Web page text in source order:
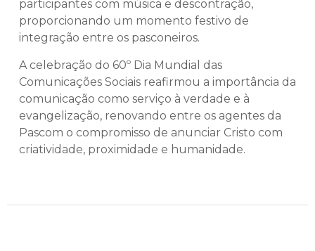
participantes com música e descontração,
proporcionando um momento festivo de
integração entre os pasconeiros.
A celebração do 60º Dia Mundial das
Comunicações Sociais reafirmou a importância da
comunicação como serviço à verdade e à
evangelização, renovando entre os agentes da
Pascom o compromisso de anunciar Cristo com
criatividade, proximidade e humanidade.